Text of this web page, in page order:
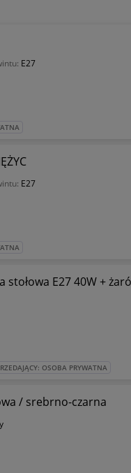
E27
E27
stołowa E27 40W +
OSOBA PRYWATNA
/ srebrno-czarna